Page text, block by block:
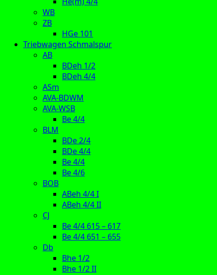
WB
ZB
HGe 101
Triebwagen Schmalspur
AB
BDeh 1/2
BDeh 4/4
ASm
AVA-BDWM
AVA-WSB
Be 4/4
BLM
BDe 2/4
BDe 4/4
Be 4/4
Be 4/6
BOB
ABeh 4/4 I
ABeh 4/4 II
CJ
Be 4/4 615 – 617
Be 4/4 651 – 655
Db
Bhe 1/2
Bhe 1/2 II